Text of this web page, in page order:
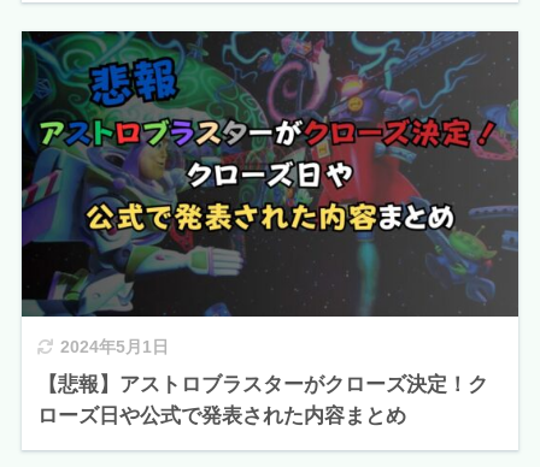
2024年5月1日
【悲報】アストロブラスターがクローズ決定！ク
ローズ日や公式で発表された内容まとめ